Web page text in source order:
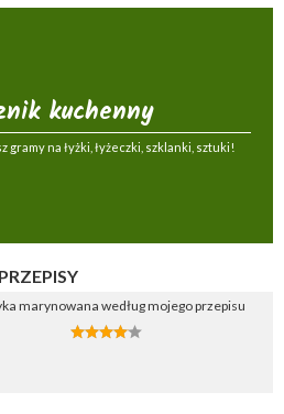
kuchenny
gramy na łyżki, łyżeczki, szklanki, sztuki!
PRZEPISY
marynowana według mojego przepisu